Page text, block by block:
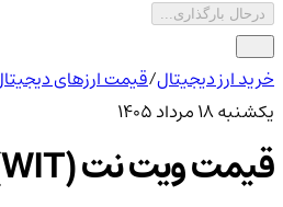
درحال بارگذاری...
خرید ارز دیجیتال/قیمت ارزهای دیجیتال
یکشنبه ۱۸ مرداد ۱۴۰۵
قیمت ویت نت (WIT)